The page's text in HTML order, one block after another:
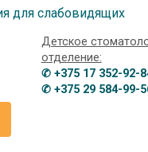
для слабовидящих
Детское
отделение:
✆ +375 17 352-92-
✆ +375 29 584-99-